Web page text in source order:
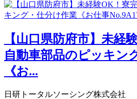
【山口県防府市】未経
自動車部品のピッキン
《お...
日研トータルソーシング株式会社